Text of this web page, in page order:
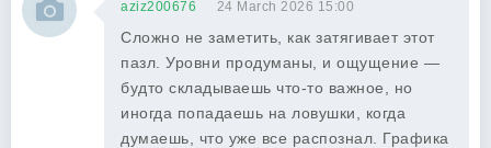
aziz200676 24 March 2026 15:00
Сложно не заметить, как затягивает этот
пазл. Уровни продуманы, и ощущение —
будто складываешь что-то важное, но
иногда попадаешь на ловушки, когда
думаешь, что уже все распознал. Графика